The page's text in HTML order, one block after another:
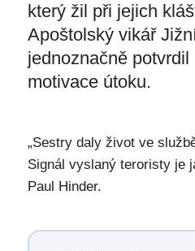
který žil při jejich
Apoštolský vikář
jednoznačně
motivace útoku.
„Sestry daly život ve
Signál vyslaný teroristy je
Paul Hinder.